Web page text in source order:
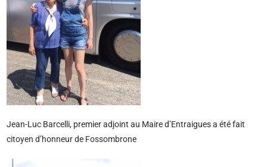
Jean-Luc Barcelli, premier adjoint au Maire d’Entraigues a été fait
citoyen d’honneur de Fossombrone